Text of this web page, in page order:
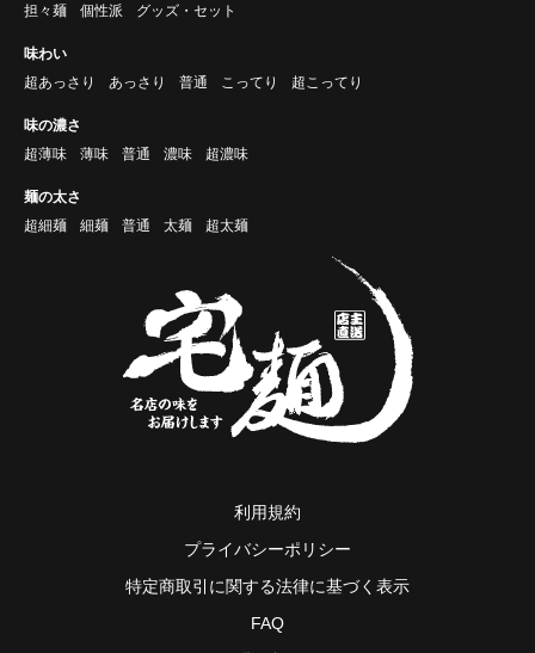
担々麺
個性派 グッズ・セット
味わい
超あっさり
あっさり 普通 こってり 超こってり
味の濃さ
超薄味
薄味 普通 濃味 超濃味
麺の太さ
超細麺
細麺 普通 太麺 超太麺
利用規約
プライバシーポリシー
特定商取引に関する法律に基づく表示
FAQ